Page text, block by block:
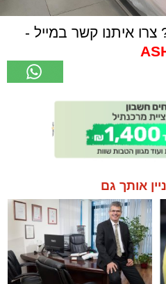
צרו איתנו קשר במייל -
אותך גם